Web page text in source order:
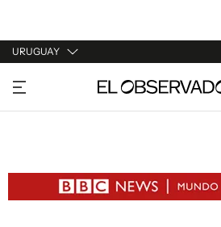
URUGUAY
URUGUAY
ARGENTINA
ESTADOS UNIDOS